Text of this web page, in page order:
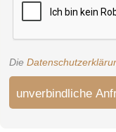
Die
unverbindliche